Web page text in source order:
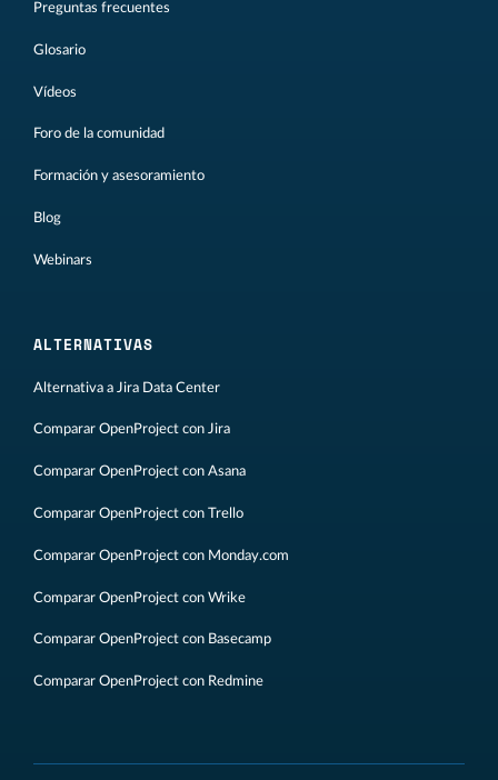
Preguntas frecuentes
Glosario
Vídeos
Foro de la comunidad
Formación y asesoramiento
Blog
Webinars
ALTERNATIVAS
Alternativa a Jira Data Center
Comparar OpenProject con Jira
Comparar OpenProject con Asana
Comparar OpenProject con Trello
Comparar OpenProject con Monday.com
Comparar OpenProject con Wrike
Comparar OpenProject con Basecamp
Comparar OpenProject con Redmine